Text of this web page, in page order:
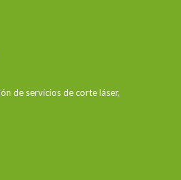
de servicios de corte láser,